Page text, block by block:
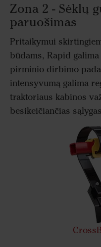
Zona 2 - Sėklų
paruošimas
Pritaikymui
būdams, Rapid
pirminio dirbimo
intensyvumą galima
traktoriaus kabinos
besikeičiančias